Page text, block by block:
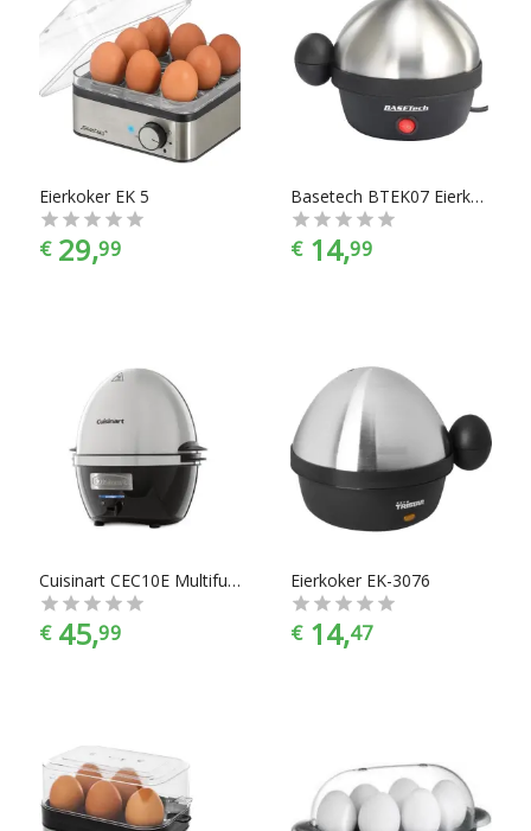
Eierkoker EK 5
€ 29,99
Basetech BTEK07 Eierkoker RVS, Zwart
€ 14,99
Cuisinart CEC10E Multifunctionele Eierkoker
€ 45,99
Eierkoker EK-3076
€ 14,47